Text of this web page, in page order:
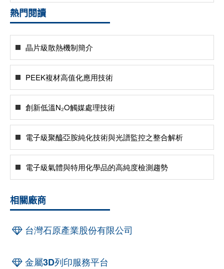
熱門閱讀
晶片級散熱機制簡介
PEEK複材高值化應用技術
創新低溫N₂O觸媒處理技術
電子級聚醯亞胺純化技術與光譜監控之整合解析
電子級氣體與特用化學品的高純度檢測趨勢
相關廠商
台灣石原產業股份有限公司
金屬3D列印服務平台